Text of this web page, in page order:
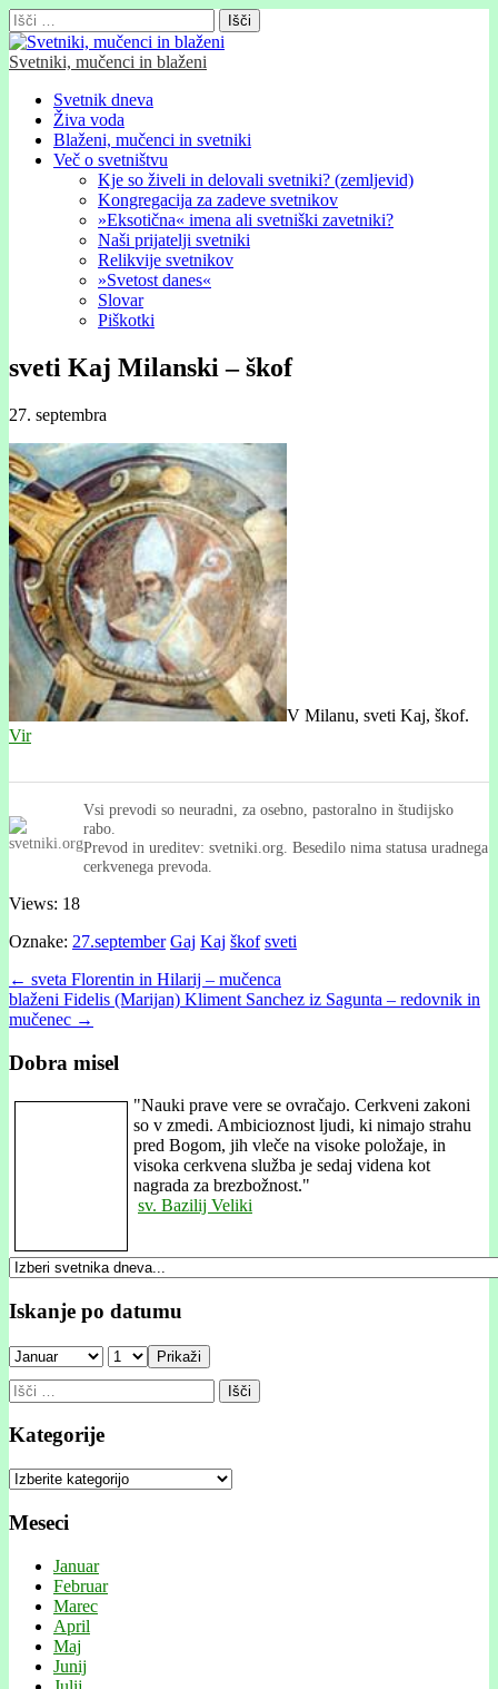
Išči:
Svetniki, mučenci in blaženi
Glavni
meni
Skip
content
Svetnik dneva
Živa voda
Blaženi, mučenci in svetniki
Več o svetništvu
Kje so živeli in delovali svetniki? (zemljevid)
Kongregacija za zadeve svetnikov
»Eksotična« imena ali svetniški zavetniki?
Naši prijatelji svetniki
Relikvije svetnikov
»Svetost danes«
Slovar
Piškotki
sveti Kaj Milanski – škof
27. septembra
V Milanu, sveti Kaj, škof.
Vir
Vsi prevodi so neuradni, za osebno, pastoralno in študijsko
rabo.
Prevod in ureditev: svetniki.org. Besedilo nima statusa uradnega
cerkvenega prevoda.
Views: 18
Oznake: 27.september Gaj Kaj škof sveti
Post
navigation
← sveta Florentin in Hilarij – mučenca
blaženi Fidelis (Marijan) Kliment Sanchez iz Sagunta – redovnik in
mučenec →
Dobra misel
"Nauki prave vere se ovračajo. Cerkveni zakoni
so v zmedi. Ambicioznost ljudi, ki nimajo strahu
pred Bogom, jih vleče na visoke položaje, in
visoka cerkvena služba je sedaj videna kot
nagrada za brezbožnost."
sv. Bazilij Veliki
Iskanje po datumu
Prikaži
Išči:
Kategorije
Kategorije
Meseci
Januar
Februar
Marec
April
Maj
Junij